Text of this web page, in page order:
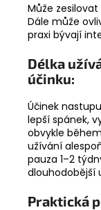
Může
Dále může
praxi bývají
Délka
účinku:
Účinek
lepší spánek,
obvykle
užívání
pauza 1–2
dlouhodobější
Praktická